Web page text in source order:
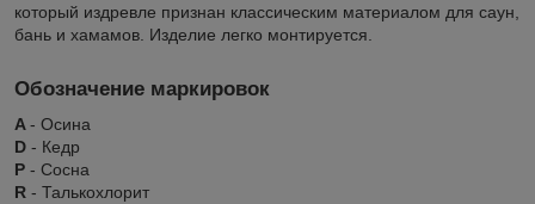
который издревле признан классическим материалом для саун,
бань и хамамов. Изделие легко монтируется.
Обозначение маркировок
A- Осина
D - Кедр
P - Сосна
R - Талькохлорит